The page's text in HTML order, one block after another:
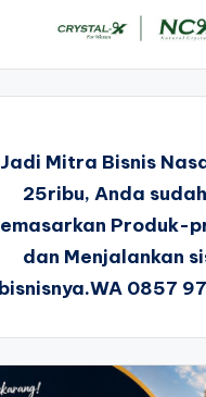
Jadi Mitra Bisnis
25ribu, Anda
Produk-
dan Menjalankan
bisnisnya.WA 0857